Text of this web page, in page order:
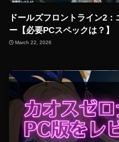
ドールズフロントライン2
ー【必要PCスペックは？】
March 22, 2026